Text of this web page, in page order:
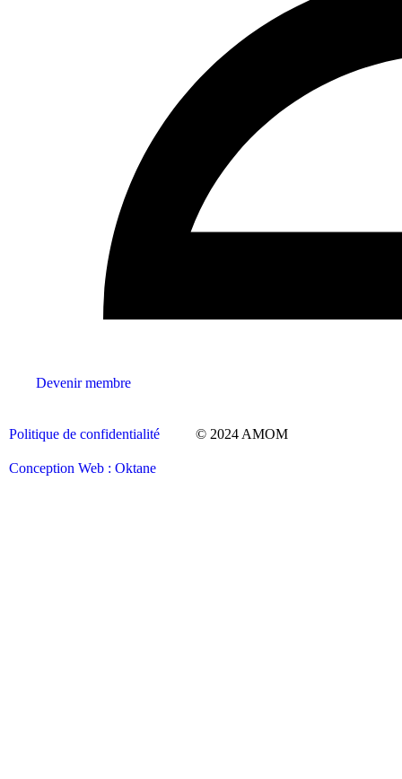
Devenir membre
Politique de confidentialité © 2024 AMOM
Conception Web : Oktane